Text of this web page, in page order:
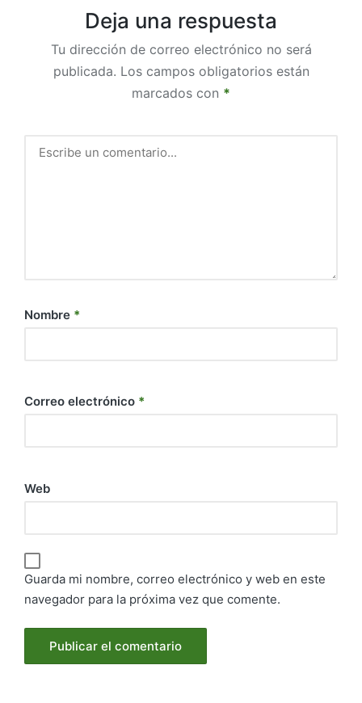
Deja una respuesta
Tu dirección de correo electrónico no será
publicada. Los campos obligatorios están
marcados con *
Nombre *
Correo electrónico *
Web
Guarda mi nombre, correo electrónico y web en este
navegador para la próxima vez que comente.